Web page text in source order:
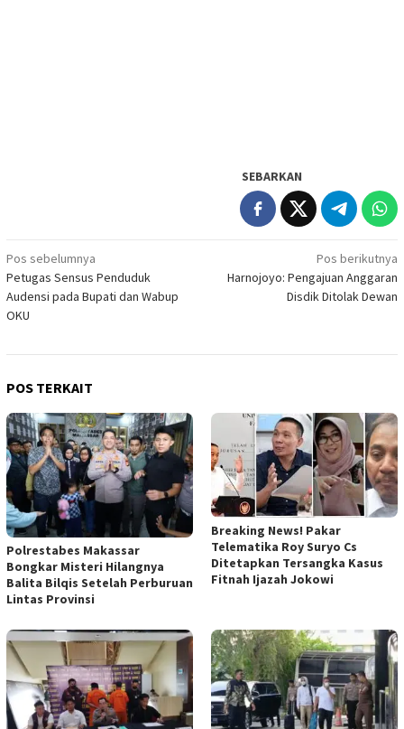
SEBARKAN
Navigasi
pos
Pos sebelumnya
Petugas Sensus Penduduk
Audensi pada Bupati dan Wabup
OKU
Pos berikutnya
Harnojoyo: Pengajuan Anggaran
Disdik Ditolak Dewan
POS TERKAIT
Polrestabes Makassar
Bongkar Misteri Hilangnya
Balita Bilqis Setelah Perburuan
Lintas Provinsi
Breaking News! Pakar
Telematika Roy Suryo Cs
Ditetapkan Tersangka Kasus
Fitnah Ijazah Jokowi